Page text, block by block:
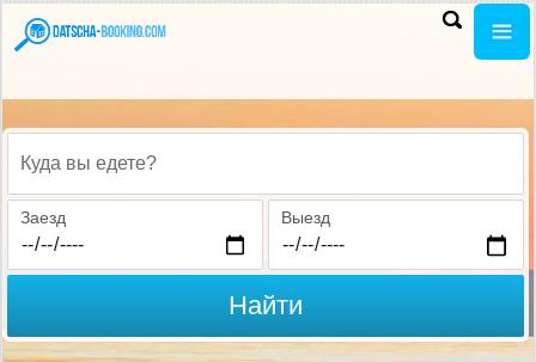
Куда вы едете?
Заезд Выезд
Найти